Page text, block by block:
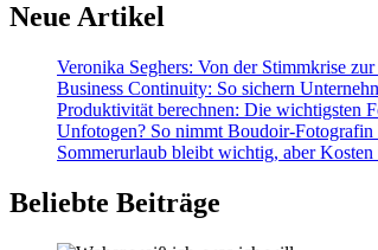
Neue Artikel
Veronika Seghers: Von der Stimmkrise
Business Continuity: So sichern
Produktivität berechnen: Die wichtigsten
Unfotogen? So nimmt Boudoir-
Sommerurlaub bleibt wichtig, aber
Beliebte Beiträge